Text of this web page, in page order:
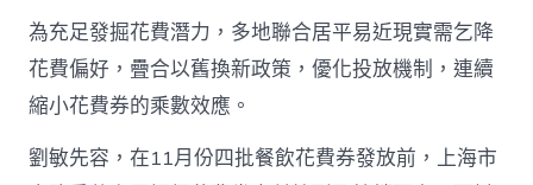
為充足發掘花費潛力，多地聯合居平易近現實需乞降
花費偏好，疊合以舊換新政策，優化投放機制，連續
縮小花費券的乘數效應。
劉敏先容，在11月份四批餐飲花費券發放前，上海市